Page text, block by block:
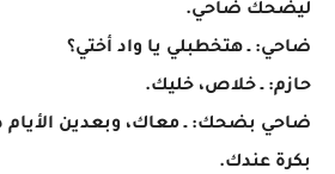
ليضحك ضاحي.
ضاحي: ـ هتخطبلي يا واد أختي؟
حازم: ـ خلاص، خليك.
ضاحي بضحك: ـ معاك، وبعدين الأيام
بكرة عندك.